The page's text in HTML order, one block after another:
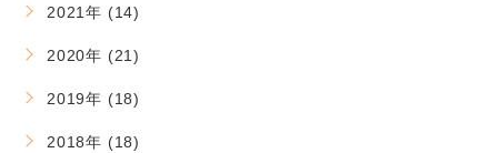
2021年 (14)
2020年 (21)
2019年 (18)
2018年 (18)